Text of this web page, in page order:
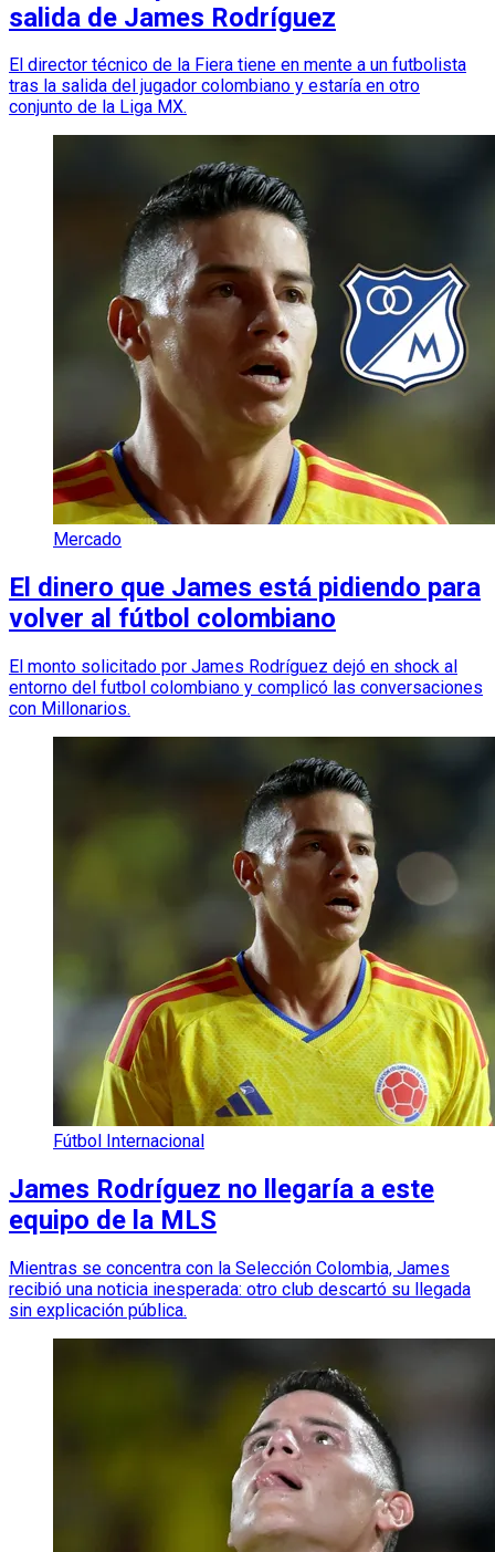
salida de James Rodríguez
El director técnico de la Fiera tiene en mente a un futbolista
tras la salida del jugador colombiano y estaría en otro
conjunto de la Liga MX.
Mercado
El dinero que James está pidiendo para
volver al fútbol colombiano
El monto solicitado por James Rodríguez dejó en shock al
entorno del futbol colombiano y complicó las conversaciones
con Millonarios.
Fútbol Internacional
James Rodríguez no llegaría a este
equipo de la MLS
Mientras se concentra con la Selección Colombia, James
recibió una noticia inesperada: otro club descartó su llegada
sin explicación pública.